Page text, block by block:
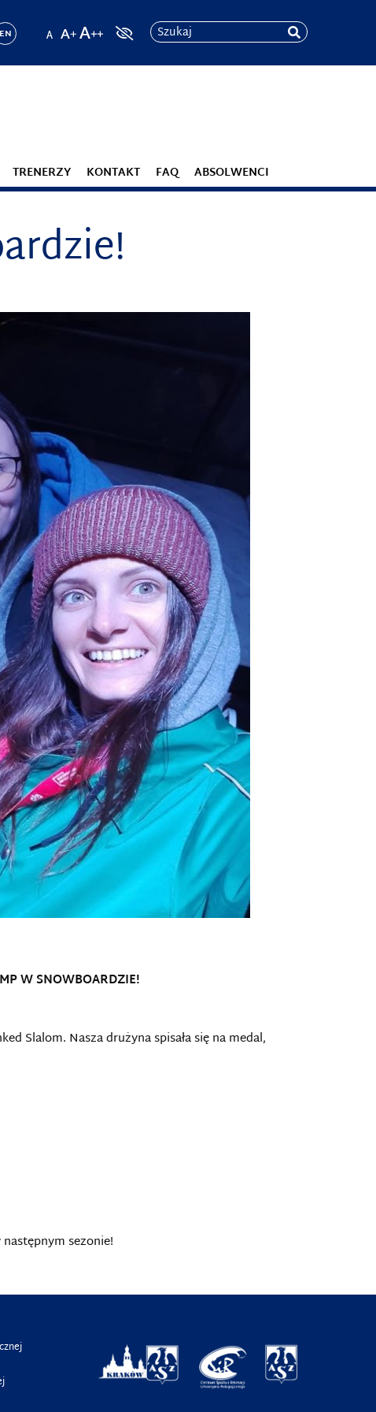
EN Szukaj
TRENERZY KONTAKT FAQ ABSOLWENCI
W SNOWBOARDZIE!
Slalom. Nasza drużyna spisała się na medal,
sezonie!